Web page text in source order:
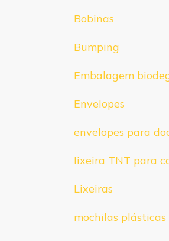
Bobinas
Bumping
Embalagem
Envelopes
envelopes para
lixeira TNT para
Lixeiras
mochilas plásticas